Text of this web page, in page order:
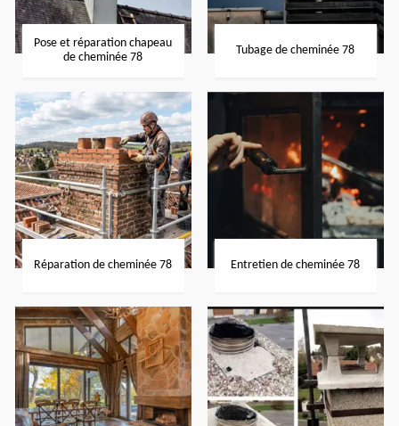
Pose et réparation chapeau
de cheminée 78
Tubage de cheminée 78
Réparation de cheminée 78 Entretien de cheminée 78